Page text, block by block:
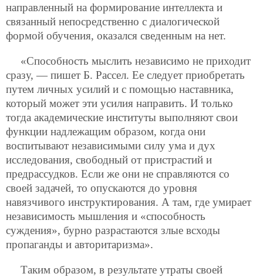
направленный на формирование интеллекта и
связанный непосредственно с диалогической
формой обучения, оказался сведенным на нет.
«Способность мыслить независимо не приходит
сразу, — пишет Б. Рассел. Ее следует приобретать
путем личных усилий и с помощью наставника,
который может эти усилия направить. И только
тогда академические институты выполняют свои
функции надлежащим образом, когда они
воспитывают независимыми силу ума и дух
исследования, свободный от пристрастий и
предрассудков. Если же они не справляются со
своей задачей, то опускаются до уровня
навязчивого инструктирования. А там, где умирает
независимость мышления и «способность
суждения», бурно разрастаются злые всходы
пропаганды и авторитаризма».
Таким образом, в результате утраты своей